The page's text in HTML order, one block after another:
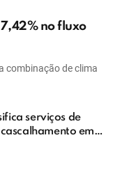
no fluxo
combinação de clima
serviços de
em